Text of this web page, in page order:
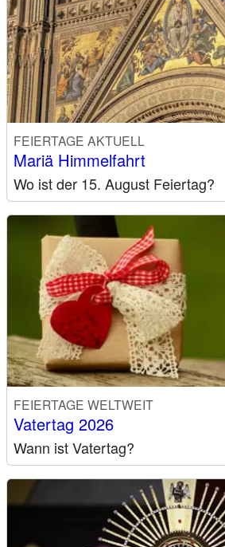
FEIERTAGE AKTUELL
Mariä Himmelfahrt
Wo ist der 15. August Feiertag?
FEIERTAGE WELTWEIT
Vatertag 2026
Wann ist Vatertag?